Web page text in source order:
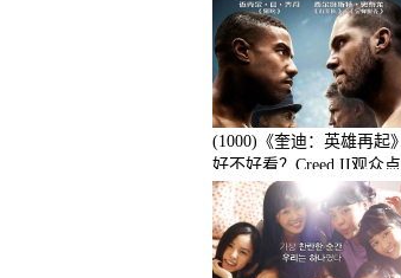
(1000)《奎迪：英雄再起》
好不好看？Creed II观众点
评及剧本